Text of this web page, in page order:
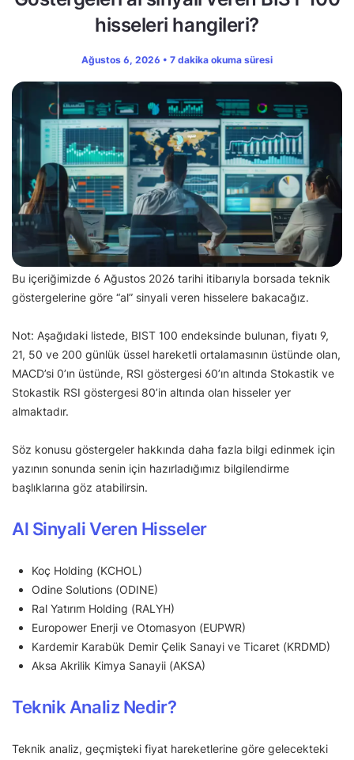
hisseleri hangileri?
Ağustos 6, 2026 • 7 dakika okuma süresi
Bu içeriğimizde 6 Ağustos 2026 tarihi itibarıyla borsada teknik
göstergelerine göre “al” sinyali veren hisselere bakacağız.
Not: Aşağıdaki listede, BIST 100 endeksinde bulunan, fiyatı 9,
21, 50 ve 200 günlük üssel hareketli ortalamasının üstünde olan,
MACD’si 0’ın üstünde, RSI göstergesi 60’ın altında Stokastik ve
Stokastik RSI göstergesi 80’in altında olan hisseler yer
almaktadır.
Söz konusu göstergeler hakkında daha fazla bilgi edinmek için
yazının sonunda senin için hazırladığımız bilgilendirme
başlıklarına göz atabilirsin.
Al Sinyali Veren Hisseler
Koç Holding (KCHOL)
Odine Solutions (ODINE)
Ral Yatırım Holding (RALYH)
Europower Enerji ve Otomasyon (EUPWR)
Kardemir Karabük Demir Çelik Sanayi ve Ticaret (KRDMD)
Aksa Akrilik Kimya Sanayii (AKSA)
Teknik Analiz Nedir?
Teknik analiz, geçmişteki fiyat hareketlerine göre gelecekteki